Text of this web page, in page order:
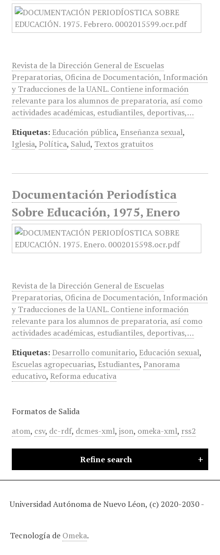
Revista de la Dirección General de Escuelas
Preparatorias, Oficina de Documentación, Información
y Traducciones de la UANL. Contiene información
relevante para los alumnos de preparatoria, así como
actividades académicas, estudiantiles, deportivas,…
Etiquetas: Educación pública, Enseñanza sexual,
Iglesia, Política, Salud, Textos gratuitos
Documentación Periodística
Sobre Educación, 1975, Enero
Revista de la Dirección General de Escuelas
Preparatorias, Oficina de Documentación, Información
y Traducciones de la UANL. Contiene información
relevante para los alumnos de preparatoria, así como
actividades académicas, estudiantiles, deportivas,…
Etiquetas: Desarrollo comunitario, Educación sexual,
Escuelas agropecuarias, Estudiantes, Panorama
educativo, Reforma educativa
Formatos de Salida
atom, csv, dc-rdf, dcmes-xml, json, omeka-xml, rss2
Refine search
Universidad Autónoma de Nuevo Léon, (c) 2020-2030 -
Tecnología de Omeka.